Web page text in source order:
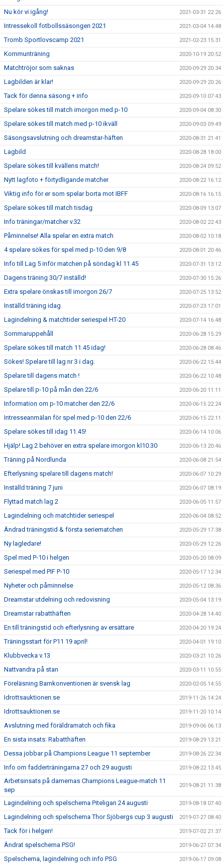
Nu kör vi igång! 2021-03-31 22:26
Intressekoll fotbollssäsongen 2021 2021-03-04 14:48
Tromb Sportlovscamp 2021 2021-02-23 15:31
Kommunträning 2020-10-19 20:52
Matchtröjor som saknas 2020-09-29 20:34
Lagbilden är klar! 2020-09-29 20:26
Tack för denna säsong + info 2020-09-10 07:43
Spelare sökes till match imorgon med p-10 2020-09-04 08:30
Spelare sökes till match med p-10 ikväll 2020-09-03 09:49
Säsongsavslutning och dreamstar-häften 2020-08-31 21:41
Lagbild 2020-08-28 18:00
Spelare sökes till kvällens match! 2020-08-24 09:52
Nytt lagfoto + förtydligande matcher 2020-08-22 16:12
Viktig info för er som spelar borta mot IBFF 2020-08-16 16:15
Spelare sökes till match tisdag 2020-08-09 13:07
Info träningar/matcher v.32 2020-08-02 22:43
Påminnelse! Alla spelar en extra match 2020-08-02 10:18
4 spelare sökes för spel med p-10 den 9/8 2020-08-01 20:46
Info till Lag 5 inför matchen på söndag kl 11.45 2020-07-31 13:12
Dagens träning 30/7 inställd! 2020-07-30 15:26
Extra spelare önskas till imorgon 26/7 2020-07-25 13:52
Inställd träning idag 2020-07-23 17:01
Lagindelning & matchtider seriespel HT-20 2020-07-14 16:48
Sommaruppehåll 2020-06-28 15:29
Spelare sökes till match 11.45 idag! 2020-06-28 08:46
Sökes! Spelare till lag nr 3 i dag. 2020-06-22 15:44
Spelare till dagens match ! 2020-06-22 10:48
Spelare till p-10 på mån den 22/6 2020-06-20 11:11
Information om p-10 matcher den 22/6 2020-06-15 22:24
Intresseanmälan för spel med p-10 den 22/6 2020-06-15 22:11
Spelare sökes till idag 11.45! 2020-06-14 10:06
Hjälp! Lag 2 behöver en extra spelare imorgon kl10.30 2020-06-13 20:46
Träning på Nordlunda 2020-06-08 21:54
Efterlysning spelare till dagens match! 2020-06-07 10:29
Inställd träning 7 juni 2020-06-07 08:19
Flyttad match lag 2 2020-06-05 11:57
Lagindelning och matchtider seriespel 2020-06-04 08:52
Ändrad träningstid & första seriematchen 2020-05-29 17:38
Ny lagledare! 2020-05-29 12:26
Spel med P-10 i helgen 2020-05-20 08:09
Seriespel med PIF P-10 2020-05-17 12:34
Nyheter och påminnelse 2020-05-12 08:36
Dreamstar utdelning och redovisning 2020-05-04 13:19
Dreamstar rabatthäften 2020-04-28 14:40
En till träningstid och efterlysning av ersättare 2020-04-20 19:24
Träningsstart för P11 19 april! 2020-04-01 19:10
Klubbvecka v.13 2020-03-21 10:26
Nattvandra på stan 2020-03-11 10:55
Föreläsning Barnkonventionen är svensk lag 2020-02-05 14:55
Idrottsauktionen.se 2019-11-26 14:24
Idrottsauktionen.se 2019-11-20 10:14
Avslutning med föräldramatch och fika 2019-09-06 06:13
En sista insats: Rabatthäften 2019-08-29 13:21
Dessa jobbar på Champions League 11 september 2019-08-26 22:34
Info om fadderträningarna 27 och 29 augusti 2019-08-22 13:45
Arbetsinsats på damernas Champions League-match 11
sep
2019-08-21 11:38
Lagindelning och spelschema Piteligan 24 augusti 2019-08-18 07:40
Lagindelning och spelschema Thor Sjöbergs cup 3 augusti 2019-07-27 08:40
Tack för i helgen! 2019-07-02 21:37
Ändrat spelschema PSG! 2019-06-27 07:34
Spelschema, lagindelning och info PSG 2019-06-17 09:08